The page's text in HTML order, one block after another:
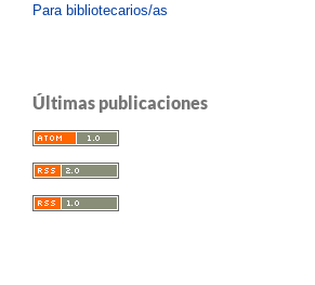
Para bibliotecarios/as
Últimas publicaciones